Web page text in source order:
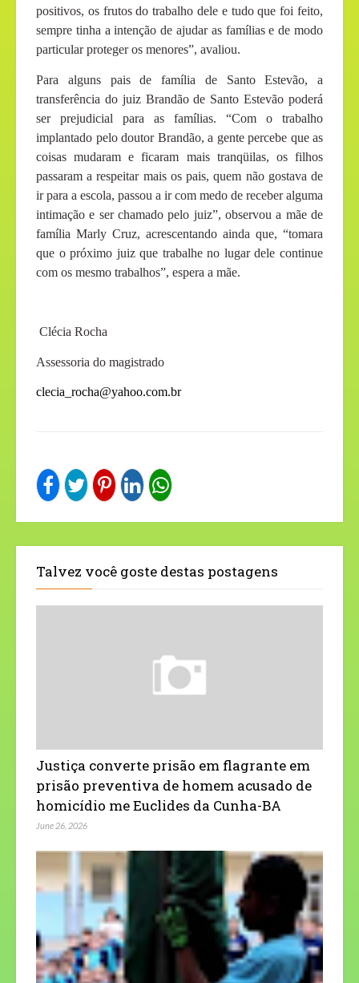
positivos, os frutos do trabalho dele e tudo que foi feito,
sempre tinha a intenção de ajudar as famílias e de modo
particular proteger os menores”, avaliou.
Para alguns pais de família de Santo Estevão, a
transferência do juiz Brandão de Santo Estevão poderá
ser prejudicial para as famílias. “Com o trabalho
implantado pelo doutor Brandão, a gente percebe que as
coisas mudaram e ficaram mais tranqüilas, os filhos
passaram a respeitar mais os pais, quem não gostava de
ir para a escola, passou a ir com medo de receber alguma
intimação e ser chamado pelo juiz”, observou a mãe de
família Marly Cruz, acrescentando ainda que, “tomara
que o próximo juiz que trabalhe no lugar dele continue
com os mesmo trabalhos”, espera a mãe.
Clécia Rocha
Assessoria do magistrado
clecia_rocha@yahoo.com.br
Talvez você goste destas postagens
Justiça converte prisão em flagrante em
prisão preventiva de homem acusado de
homicídio me Euclides da Cunha-BA
June 26, 2026